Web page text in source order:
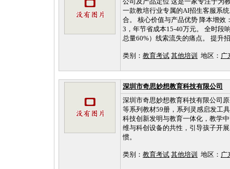
一款教培行业专属的AI招生客服系
合。 核心价值与产品优势 降本增效
3，年节省成本15-40万元。 全时段
总量60%）线索流失的痛点。 提升
类别： 教育考试 其他培训 地区： 广
深圳市奇思妙想教育科技有限公司
深圳市奇思妙想教育科技有限公司
等系列教材59册，系列灵感启发工
科技创新发明与教育一体化，教学
维与科创设备的共性，引导孩子开
惯。
类别： 教育考试 其他培训 地区： 广